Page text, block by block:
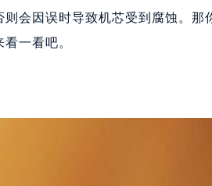
则会因误时导致机芯受到腐蚀。那
一看吧。